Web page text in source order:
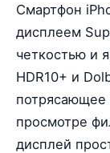
Смартфон
дисплеем
четкостью и
HDR10+ и
потрясающее
просмотре
дисплей